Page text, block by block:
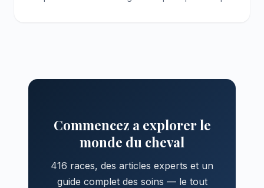
Commencez a explorer le
monde du cheval
416 races, des articles experts et un
guide complet des soins — le tout